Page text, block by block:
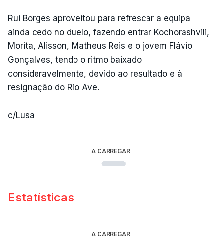
Rui Borges aproveitou para refrescar a equipa
ainda cedo no duelo, fazendo entrar Kochorashvili,
Morita, Alisson, Matheus Reis e o jovem Flávio
Gonçalves, tendo o ritmo baixado
consideravelmente, devido ao resultado e à
resignação do Rio Ave.
c/Lusa
A CARREGAR
Estatísticas
A CARREGAR